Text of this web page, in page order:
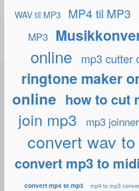
WAV til MP3 MP4 til MP3
MP3
online
mp3 cutter
ringtone maker
online how to cut
join mp3 mp3 joinner
convert wav
convert mp3 to midi
convert mp4 to mp3 mp4 to mp3